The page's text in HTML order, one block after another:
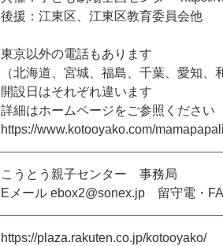
後援 ： 江東区 江東区教育委員会他
東京以外の電話もあ り ま す
（北海道 宮城 福島 千葉 愛知
開設 日 はそれぞれ違い ま す
詳細はホー ムページをご参照 く ださ い
https://www.kotooyako.com/mamapapa i
こ う と う 親子センター 事務局
E メ ール ebox2@sonex.jp 留守電 ・ FA
https://p aza.rakuten.co.jp/kotooyako/